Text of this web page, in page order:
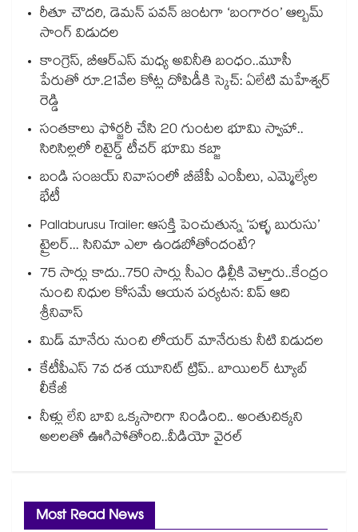
రీతూ చౌదరి, డెమన్ పవన్ జంటగా ‘బంగారం’ ఆల్బమ్
సాంగ్ విడుదల
కాంగ్రెస్, బీఆర్ఎస్ మధ్య అవినీతి బంధం..మూసీ
పేరుతో రూ.21వేల కోట్ల దోపిడీకి స్కెచ్: ఏలేటి మహేశ్వర్
రెడ్డి
సంతకాలు ఫోర్జరీ చేసి 20 గుంటల భూమి స్వాహా..
సిరిసిల్లలో రిటైర్డ్ టీచర్ భూమి కబ్జా
బండి సంజయ్ నివాసంలో బీజేపీ ఎంపీలు, ఎమ్మెల్యేల
భేటీ
Pallaburusu Trailer: ఆసక్తి పెంచుతున్న ‘పళ్ళ బురుసు’
ట్రైలర్... సినిమా ఎలా ఉండబోతోందంటే?
75 సార్లు కాదు..75‌‌‌‌‌‌‌‌0 సార్లు సీఎం ఢిల్లీకి వెళ్తారు..కేంద్రం
నుంచి నిధుల కోసమే ఆయన పర్యటన: విప్ ఆది
శ్రీనివాస్
మిడ్ మానేరు నుంచి లోయర్ మానేరుకు నీటి విడుదల
కేటీపీఎస్ 7వ దశ యూనిట్ ట్రిప్.. బాయిలర్ ట్యూబ్
లీకేజీ
నీళ్లు లేని బావి ఒక్కసారిగా నిండింది.. అంతుచిక్కని
అలలతో ఊగిపోతోంది..వీడియో వైరల్
Most Read News